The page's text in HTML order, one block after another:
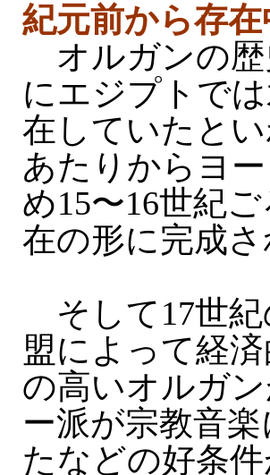
紀元前から存
オルガンの歴
にエジプトで
在していたと
あたりからヨ
め15〜16世紀
在の形に完成さ
そして17世紀
盟によって経
の高いオルガ
ー派が宗教音
たなどの好条